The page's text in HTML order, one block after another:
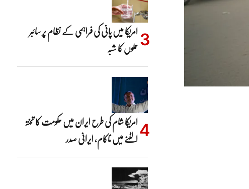
امریکا میں پانی کی فراہمی کے نظام پر سائبر
حملوں کا شبہ
امریکا شام کی طرح ایران میں حکومت کا تختہ
الٹنے میں ناکام، ایرانی صدر